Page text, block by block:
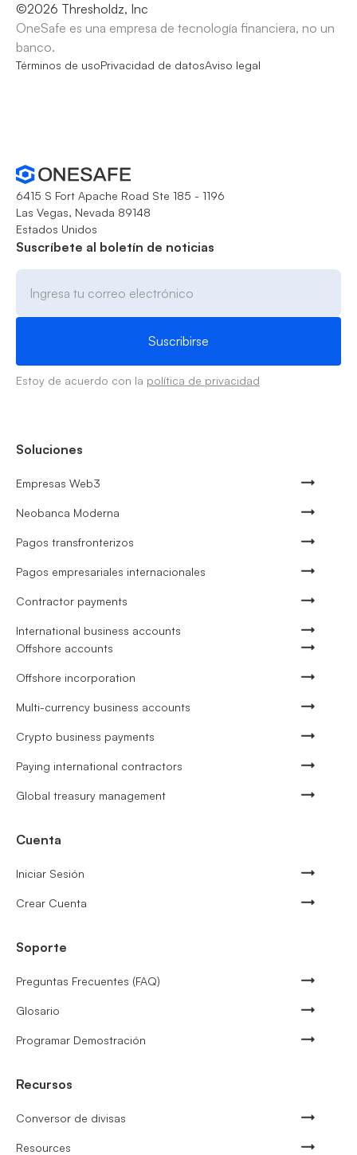
©2026 Thresholdz, Inc
OneSafe es una empresa de tecnología financiera, no un
banco.
Términos de usoPrivacidad de datosAviso legal
6415 S Fort Apache Road Ste 185 - 1196
Las Vegas, Nevada 89148
Estados Unidos
Suscríbete al boletín de noticias
Estoy de acuerdo con la política de privacidad
Soluciones
Empresas Web3
Neobanca Moderna
Pagos transfronterizos
Pagos empresariales internacionales
Contractor payments
International business accounts
Offshore accounts
Offshore incorporation
Multi-currency business accounts
Crypto business payments
Paying international contractors
Global treasury management
Cuenta
Iniciar Sesión
Crear Cuenta
Soporte
Preguntas Frecuentes (FAQ)
Glosario
Programar Demostración
Recursos
Conversor de divisas
Resources